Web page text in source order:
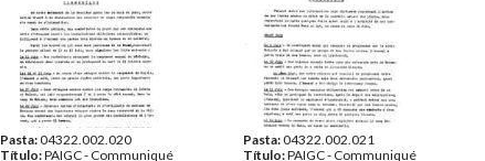
Pasta:04322.002.020
Título:PAIGC - Communiqué
Pasta:04322.002.021
Título:PAIGC - Communiqué